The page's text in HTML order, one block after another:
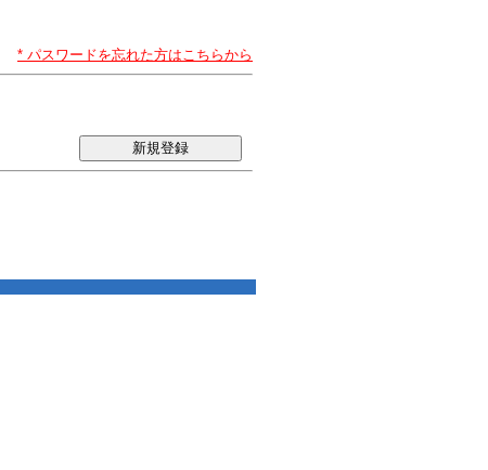
* パスワードを忘れた方はこちらから
新規登録